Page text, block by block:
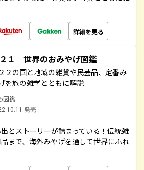
詳細を見る
１ 世界のおみやげ図鑑
２の国と地域の雑貨や民芸品、定番み
を旅の雑学とともに解説
図鑑
発売
とストーリーが詰まっている！伝統雑
まで、海外みやげを通して世界にふれ